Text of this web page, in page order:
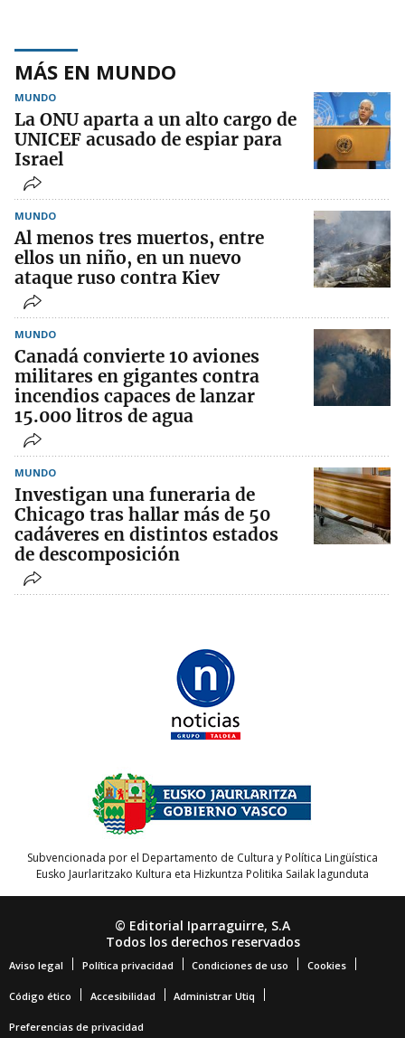
MÁS EN MUNDO
MUNDO
La ONU aparta a un alto cargo de
UNICEF acusado de espiar para
Israel
MUNDO
Al menos tres muertos, entre
ellos un niño, en un nuevo
ataque ruso contra Kiev
MUNDO
Canadá convierte 10 aviones
militares en gigantes contra
incendios capaces de lanzar
15.000 litros de agua
MUNDO
Investigan una funeraria de
Chicago tras hallar más de 50
cadáveres en distintos estados
de descomposición
Subvencionada por el Departamento de Cultura y Política Lingüística
Eusko Jaurlaritzako Kultura eta Hizkuntza Politika Sailak lagunduta
© Editorial Iparraguirre, S.A
Todos los derechos reservados
Aviso legal Política privacidad Condiciones de uso Cookies
Código ético Accesibilidad Administrar Utiq
Preferencias de privacidad